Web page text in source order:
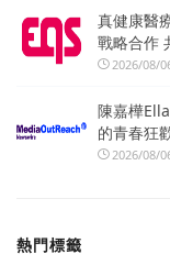
真健康醫
戰略合作
2026/08/
陳嘉樺
的青春狂
2026/08/
熱門標籤